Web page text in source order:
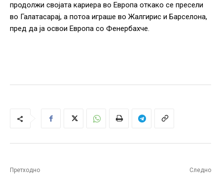
продолжи својата кариера во Европа откако се пресели
во Галатасарај, а потоа играше во Жалгирис и Барселона,
пред да ја освои Европа со Фенербахче.
Претходно Следно